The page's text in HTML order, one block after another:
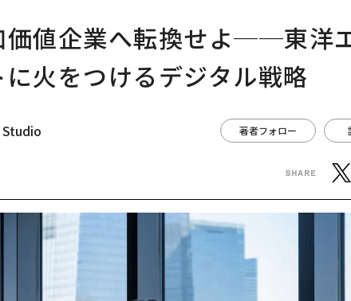
価値企業へ転換せよ──東洋
火をつけるデジタル戦略
著者フォロー